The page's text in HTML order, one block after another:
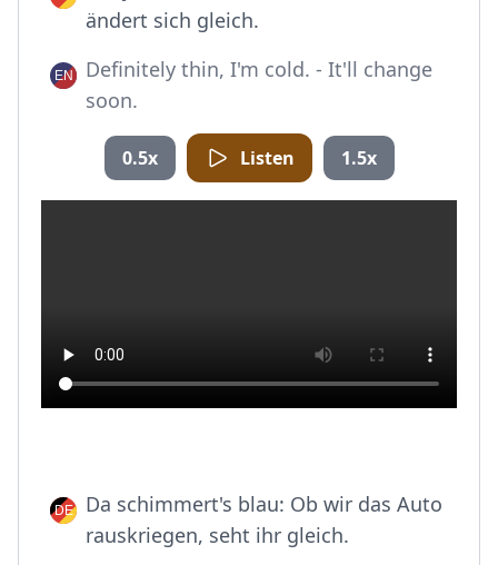
ändert sich gleich.
Definitely thin, I'm cold. - It'll change
soon.
0.5x Listen 1.5x
Da schimmert's blau: Ob wir das Auto
rauskriegen, seht ihr gleich.